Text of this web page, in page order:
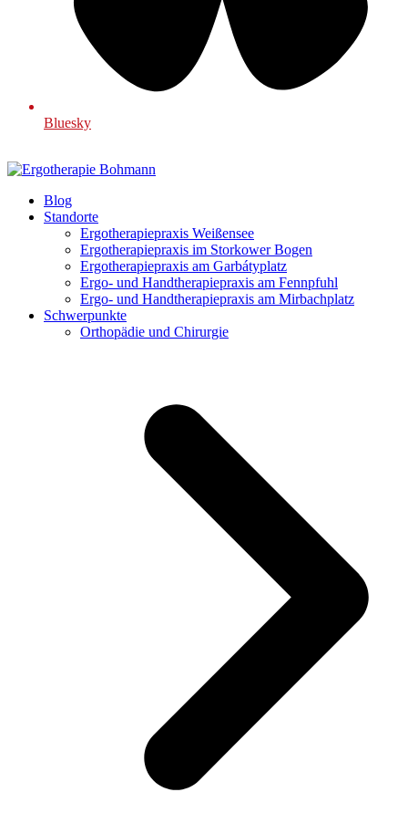
Bluesky
Blog
Standorte
Ergotherapiepraxis Weißensee
Ergotherapiepraxis im Storkower Bogen
Ergotherapiepraxis am Garbátyplatz
Ergo- und Handtherapiepraxis am Fennpfuhl
Ergo- und Handtherapiepraxis am Mirbachplatz
Schwerpunkte
Orthopädie und Chirurgie